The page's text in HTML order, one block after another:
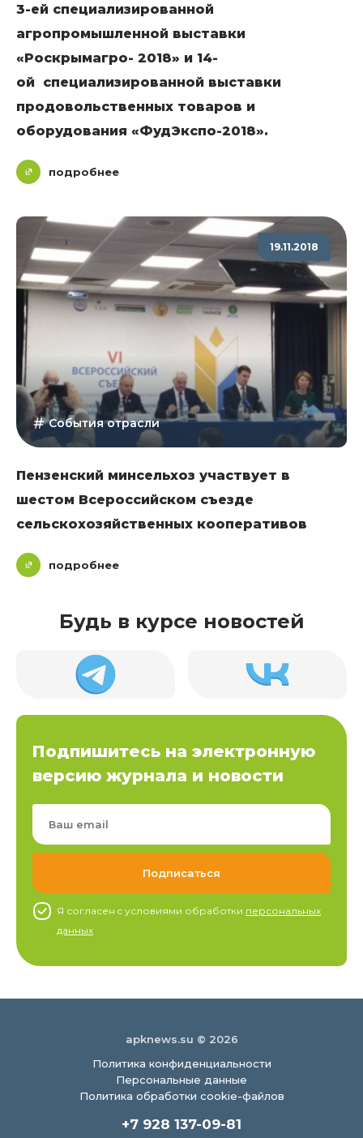
3-ей специализированной
агропромышленной выставки
«Роскрымагро- 2018» и 14-
ой специализированной выставки
продовольственных товаров и
оборудования «ФудЭкспо-2018».
подробнее
19.11.2018
События отрасли
Пензенский минсельхоз участвует в
шестом Всероссийском съезде
сельскохозяйственных кооперативов
подробнее
Будь в курсе новостей
Подпишитесь на электронную
версию журнала и новости
Я согласен c условиями обработки персональных
данных
apknews.su © 2026
Политика конфиденциальности
Персональные данные
Политика обработки cookie-файлов
+7 928 137-09-81